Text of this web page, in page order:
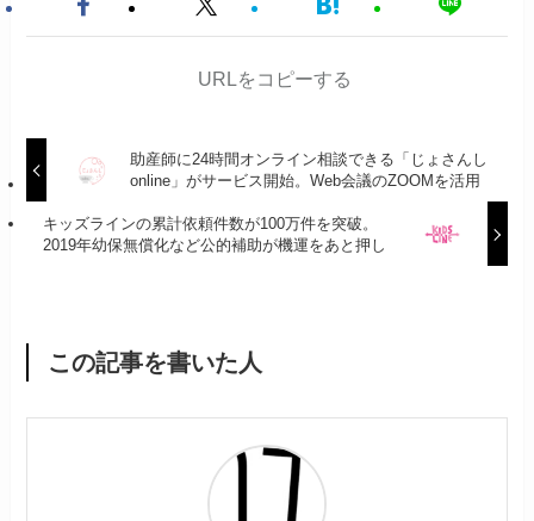
URLをコピーする
助産師に24時間オンライン相談できる「じょさんし
online」がサービス開始。Web会議のZOOMを活用
キッズラインの累計依頼件数が100万件を突破。
2019年幼保無償化など公的補助が機運をあと押し
この記事を書いた人